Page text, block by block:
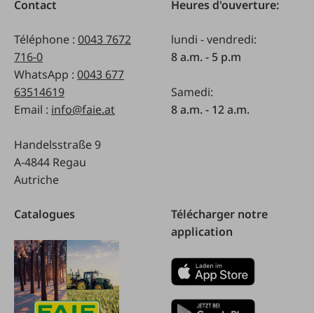
Contact
Téléphone : 0043 7672
716-0
WhatsApp : 0043 677
63514619
Email : info@faie.at
Handelsstraße 9
A-4844 Regau
Autriche
Heures d'ouverture:
lundi - vendredi:
8 a.m. - 5 p.m
Samedi:
8 a.m. - 12 a.m.
Catalogues
Télécharger notre
application